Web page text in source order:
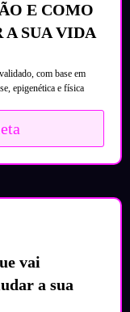
E COMO
A SUA VIDA
com base em
epigenética e física
vai
a sua